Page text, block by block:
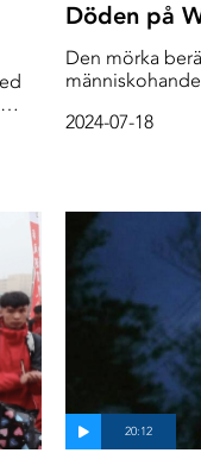
Döden på
Den mörka
2024-07-18